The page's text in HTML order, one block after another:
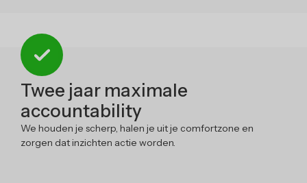
Twee jaar maximale
accountability
We houden je scherp, halen je uit je comfortzone en
zorgen dat inzichten actie worden.